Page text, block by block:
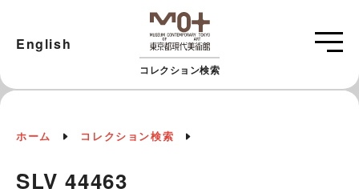
コレクション検索
English
ホーム コレクション検索
SLV 44463